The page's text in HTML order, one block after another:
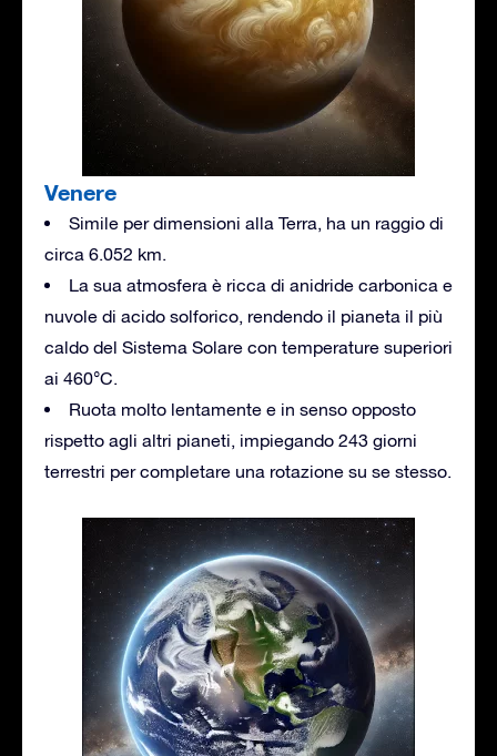
Venere
Simile per dimensioni alla Terra, ha un raggio di
circa 6.052 km.
La sua atmosfera è ricca di anidride carbonica e
nuvole di acido solforico, rendendo il pianeta il più
caldo del Sistema Solare con temperature superiori
ai 460°C.
Ruota molto lentamente e in senso opposto
rispetto agli altri pianeti, impiegando 243 giorni
terrestri per completare una rotazione su se stesso.